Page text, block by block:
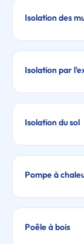
Isolation des
Isolation par
Isolation du sol
Pompe à
Poêle à bois